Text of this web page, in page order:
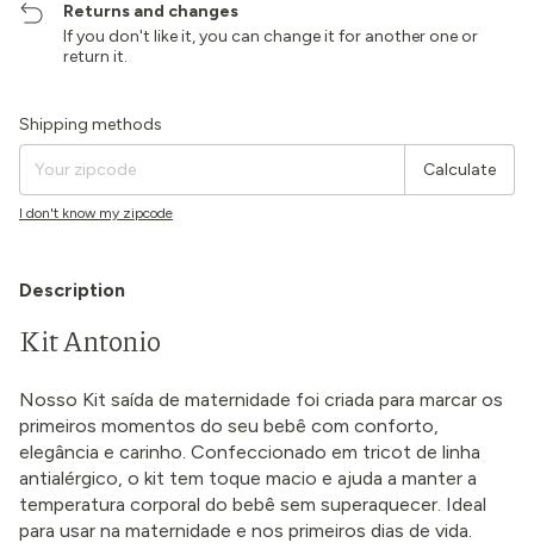
Returns and changes
If you don't like it, you can change it for another one or
return it.
Shipping for zipcode:
Shipping methods
Calculate
I don't know my zipcode
Description
Kit Antonio
Nosso Kit saída de maternidade foi criada para marcar os
primeiros momentos do seu bebê com conforto,
elegância e carinho. Confeccionado em tricot de linha
antialérgico, o kit tem toque macio e ajuda a manter a
temperatura corporal do bebê sem superaquecer. Ideal
para usar na maternidade e nos primeiros dias de vida.